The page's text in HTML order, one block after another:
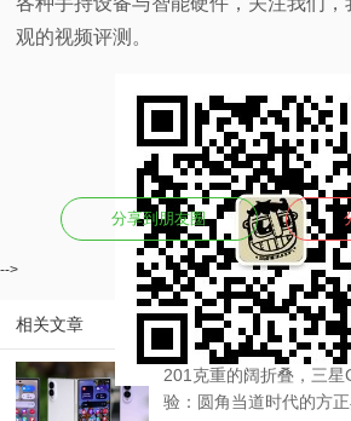
观的视频评测。
分享到朋友圈
-->
相关文章
201克重的阔折叠，三
验：圆角当道时代的方